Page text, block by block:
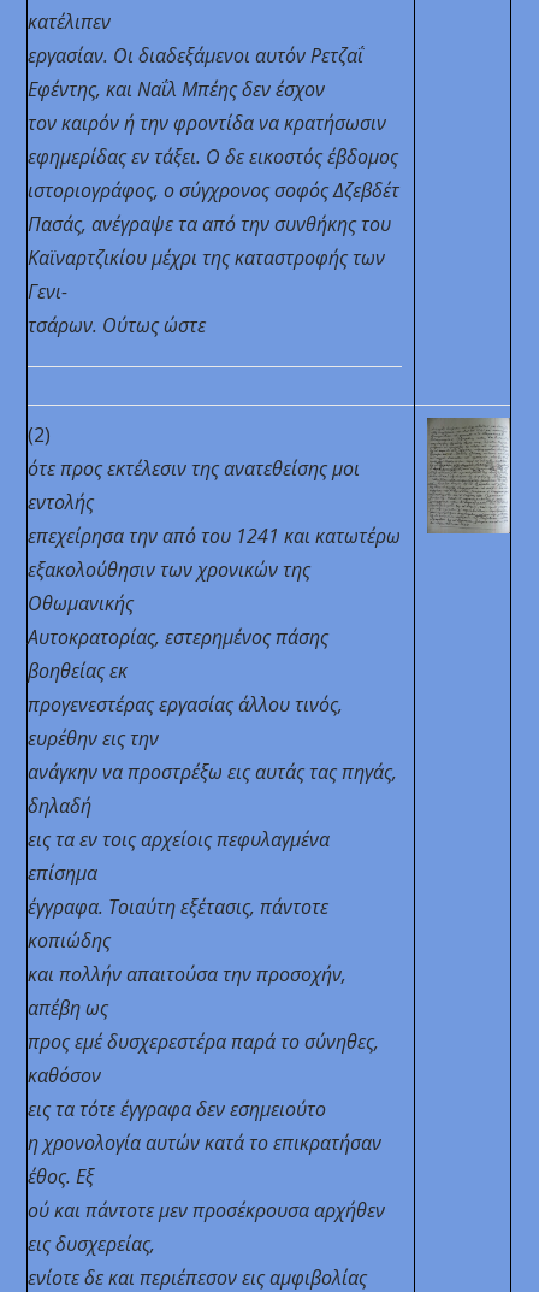
κατέλιπεν
εργασίαν. Οι διαδεξάμενοι αυτόν Ρετζαΐ
Εφέντης, και Ναΐλ Μπέης δεν έσχον
τον καιρόν ή την φροντίδα να κρατήσωσιν
εφημερίδας εν τάξει. Ο δε εικοστός έβδομος
ιστοριογράφος, ο σύγχρονος σοφός Δζεβδέτ
Πασάς, ανέγραψε τα από την συνθήκης του
Καϊναρτζικίου μέχρι της καταστροφής των
Γενι-
τσάρων. Ούτως ώστε
(2)
ότε προς εκτέλεσιν της ανατεθείσης μοι
εντολής
επεχείρησα την από του 1241 και κατωτέρω
εξακολούθησιν των χρονικών της
Οθωμανικής
Αυτοκρατορίας, εστερημένος πάσης
βοηθείας εκ
προγενεστέρας εργασίας άλλου τινός,
ευρέθην εις την
ανάγκην να προστρέξω εις αυτάς τας πηγάς,
δηλαδή
εις τα εν τοις αρχείοις πεφυλαγμένα
επίσημα
έγγραφα. Τοιαύτη εξέτασις, πάντοτε
κοπιώδης
και πολλήν απαιτούσα την προσοχήν,
απέβη ως
προς εμέ δυσχερεστέρα παρά το σύνηθες,
καθόσον
εις τα τότε έγγραφα δεν εσημειούτο
η χρονολογία αυτών κατά το επικρατήσαν
έθος. Εξ
ού και πάντοτε μεν προσέκρουσα αρχήθεν
εις δυσχερείας,
ενίοτε δε και περιέπεσον εις αμφιβολίας